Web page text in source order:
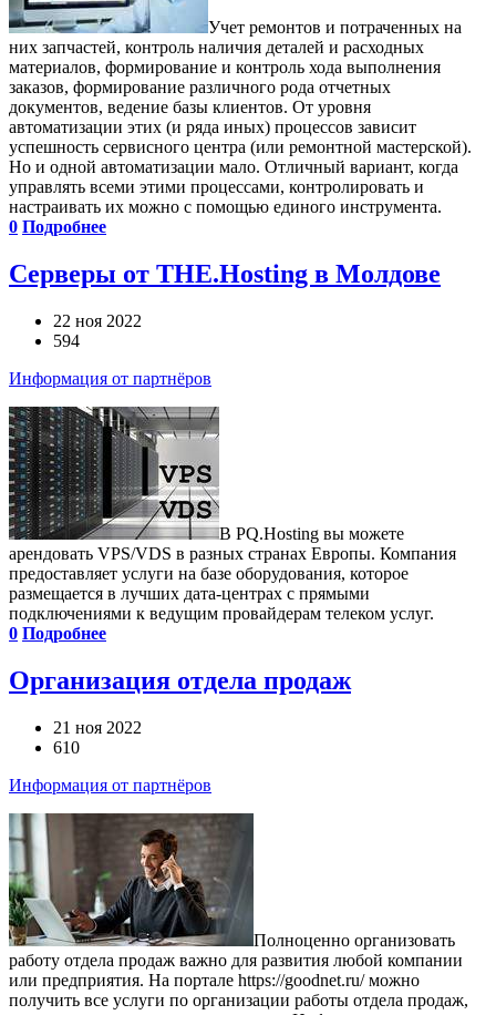
Учет ремонтов и потраченных на
них запчастей, контроль наличия деталей и расходных
материалов, формирование и контроль хода выполнения
заказов, формирование различного рода отчетных
документов, ведение базы клиентов. От уровня
автоматизации этих (и ряда иных) процессов зависит
успешность сервисного центра (или ремонтной мастерской).
Но и одной автоматизации мало. Отличный вариант, когда
управлять всеми этими процессами, контролировать и
настраивать их можно с помощью единого инструмента.
0 Подробнее
Серверы от THE.Hosting в Молдове
22 ноя 2022
594
Информация от партнёров
В PQ.Hosting вы можете
арендовать VPS/VDS в разных странах Европы. Компания
предоставляет услуги на базе оборудования, которое
размещается в лучших дата-центрах с прямыми
подключениями к ведущим провайдерам телеком услуг.
0 Подробнее
Организация отдела продаж
21 ноя 2022
610
Информация от партнёров
Полноценно организовать
работу отдела продаж важно для развития любой компании
или предприятия. На портале https://goodnet.ru/ можно
получить все услуги по организации работы отдела продаж,